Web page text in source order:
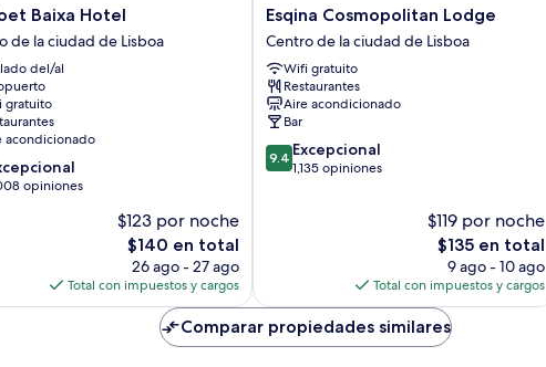
Baixa Hotel
de la ciudad de Lisboa
del/al
gratuito
acondicionado
opiniones
$123 por noche
El
precio
actual
es
$140 en total
26 ago - 27 ago
Total con impuestos y cargos
Esqina
Cosmopolitan
Lodge
Centro
de
la
ciudad
de
Lisboa
Esqina Cosmopolitan Lodge
Centro de la ciudad de Lisboa
Wifi gratuito
Restaurantes
Aire acondicionado
Bar
9.4
de
9.4 Excepcional
1,135 opiniones
$119 por noche
El
precio
actual
es
de
$135
$135 en total
9 ago - 10 ago
Total con impuestos y cargos
Comparar propiedades similares